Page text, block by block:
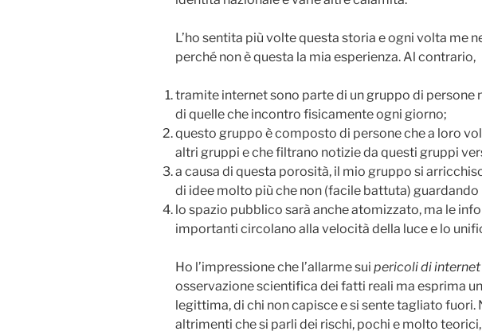
L’ho sentita più volte questa storia e ogni volta me
perché non è questa la mia esperienza. Al contrario,
tramite internet sono parte di un gruppo di persone
di quelle che incontro fisicamente ogni giorno;
questo gruppo è composto di persone che a loro
altri gruppi e che filtrano notizie da questi gruppi
a causa di questa porosità, il mio gruppo si
di idee molto più che non (facile battuta) guardando
lo spazio pubblico sarà anche atomizzato, ma le
importanti circolano alla velocità della luce e lo
Ho l’impressione che l’allarme sui pericoli di internet
osservazione scientifica dei fatti reali ma esprima
legittima, di chi non capisce e si sente tagliato fuori.
altrimenti che si parli dei rischi, pochi e molto